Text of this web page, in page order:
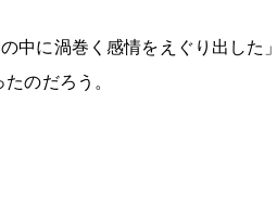
中に渦巻く感情をえぐり出した」
のだろう。